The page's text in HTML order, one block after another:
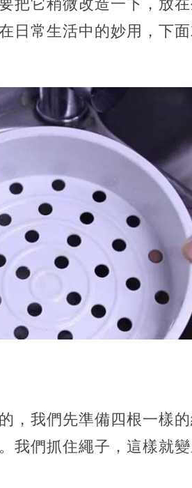
把它稍微改造一下，放
日常生活中的妙用，下
，我們先準備四根一樣
我們抓住繩子，這樣就